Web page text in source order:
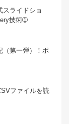
スライドショ
技術➀
（第一弾）！ポ
ファイルを読